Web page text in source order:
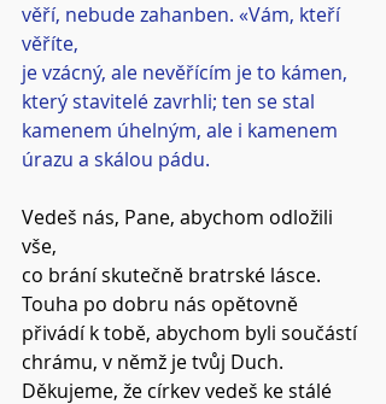
věří, nebude zahanben. «Vám, kteří
věříte,
je vzácný, ale nevěřícím je to kámen,
který stavitelé zavrhli; ten se stal
kamenem úhelným, ale i kamenem
úrazu a skálou pádu.
Vedeš nás, Pane, abychom odložili
vše,
co brání skutečně bratrské lásce.
Touha po dobru nás opětovně
přivádí k tobě, abychom byli součástí
chrámu, v němž je tvůj Duch.
Děkujeme, že církev vedeš ke stálé